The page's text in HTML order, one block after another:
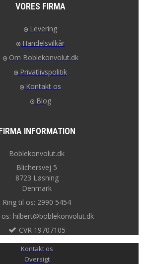
VORES FIRMA
Levering
Handelsvilkår
Om Boblekonvolut.dk
Privatlivspolitik
Kontakt os
Blog
INFORMATION
Boblekonvolut.dk
Blichersvej 5
8723 Løsning
Denmark
Ring til os: 2990 5454
os: hilbert@boblekonvolut.dk
CVR 19707105
Kontakt os
Oversigt